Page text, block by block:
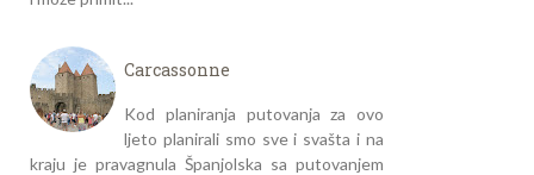
Carcassonne
Kod planiranja putovanja za ovo
ljeto planirali smo sve i svašta i na
kraju je pravagnula Španjolska sa putovanjem